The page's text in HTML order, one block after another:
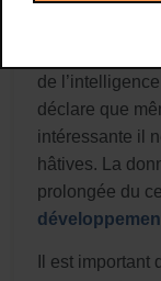
de
déclare que
intéressante il
hâtives. La
prolongée du
Il est